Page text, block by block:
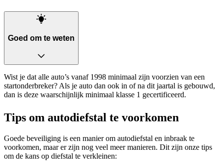
Goed om te weten
Wist je dat alle auto’s vanaf 1998 minimaal zijn voorzien van een
startonderbreker? Als je auto dan ook in of na dit jaartal is gebouwd,
dan is deze waarschijnlijk minimaal klasse 1 gecertificeerd.
Tips om autodiefstal te voorkomen
Goede beveiliging is een manier om autodiefstal en inbraak te
voorkomen, maar er zijn nog veel meer manieren. Dit zijn onze tips
om de kans op diefstal te verkleinen: